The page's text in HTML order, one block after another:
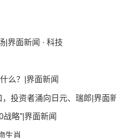
|界面新闻 · 科技
么？|界面新闻
投资者涌向日元、瑞郎|界面
略”|界面新闻
生肖